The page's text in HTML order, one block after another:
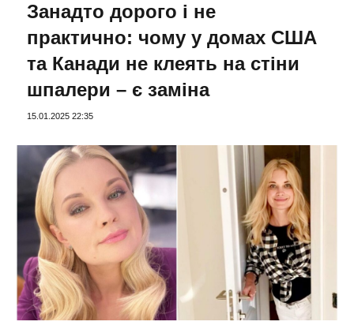
Занадто дорого і не
практично: чому у домах США
та Канади не клеять на стіни
шпалери – є заміна
15.01.2025 22:35